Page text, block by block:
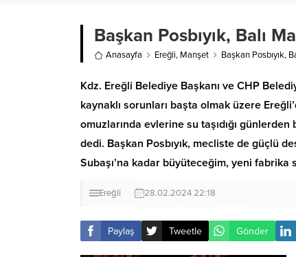
Başkan Posbıyık, Balı
Anasayfa Ereğli, Manşet Başkan Posbıyık,
Kdz. Ereğli Belediye Başkanı ve CHP
kaynaklı sorunları başta olmak üzere
omuzlarında evlerine su taşıdığı
dedi. Başkan Posbıyık, mecliste de güçlü
Subaşı’na kadar büyüteceğim, yeni fabrika
Ereğli 28.02.2024 22:18
Paylaş Tweetle Gönder